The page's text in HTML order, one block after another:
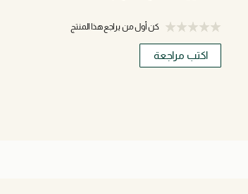
كن أول من يراجع هذا المنتج
اكتب مراجعة